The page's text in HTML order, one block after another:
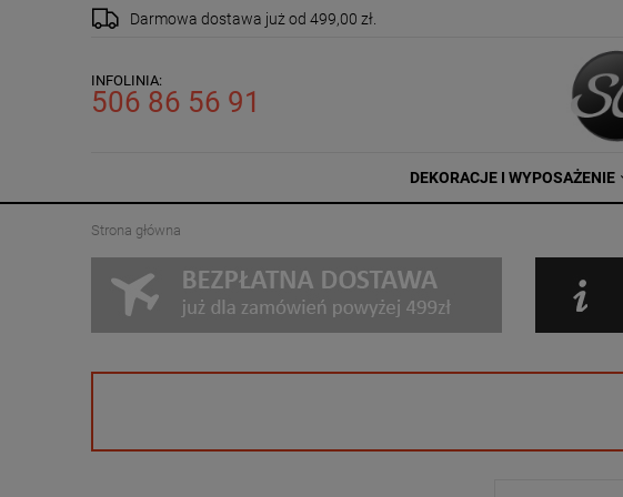
Darmowa dostawa już od 499,00 zł.
INFOLINIA:
506 86 56 91
DEKORACJE I WYPOSAŻENIE
Strona główna